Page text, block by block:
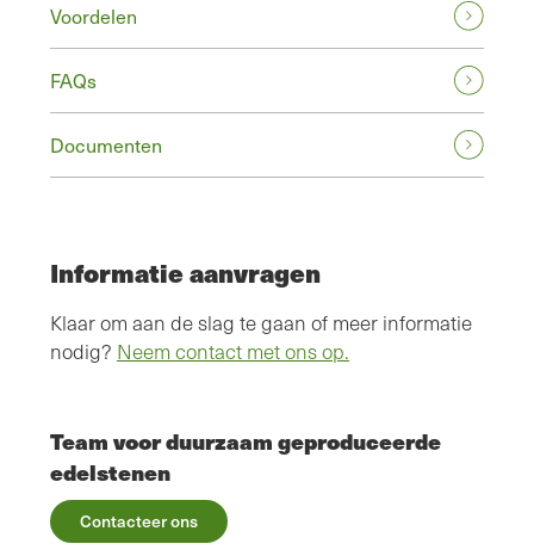
Voordelen
FAQs
Documenten
Informatie aanvragen
Klaar om aan de slag te gaan of meer informatie
nodig? Neem contact met ons op.
Team voor duurzaam geproduceerde
edelstenen
Contacteer ons